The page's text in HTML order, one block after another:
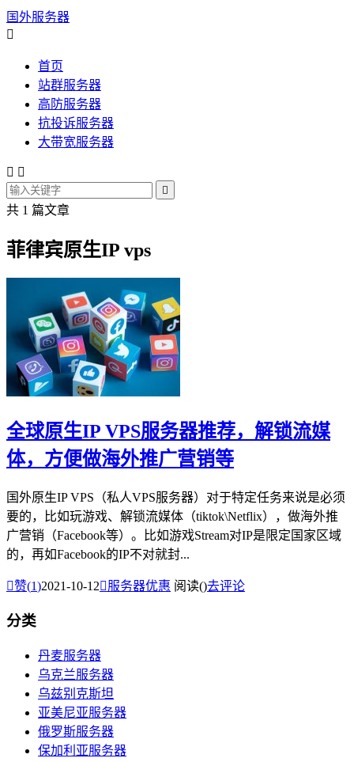
国外服务器

首页
站群服务器
高防服务器
抗投诉服务器
大带宽服务器
 

共 1 篇文章
菲律宾原生IP vps
全球原生IP VPS服务器推荐，解锁流媒
体，方便做海外推广营销等
国外原生IP VPS（私人VPS服务器）对于特定任务来说是必须
要的，比如玩游戏、解锁流媒体（tiktok\Netflix），做海外推
广营销（Facebook等）。比如游戏Stream对IP是限定国家区域
的，再如Facebook的IP不对就封...
赞(1)2021-10-12服务器优惠 阅读()去评论
分类
丹麦服务器
乌克兰服务器
乌兹别克斯坦
亚美尼亚服务器
俄罗斯服务器
保加利亚服务器